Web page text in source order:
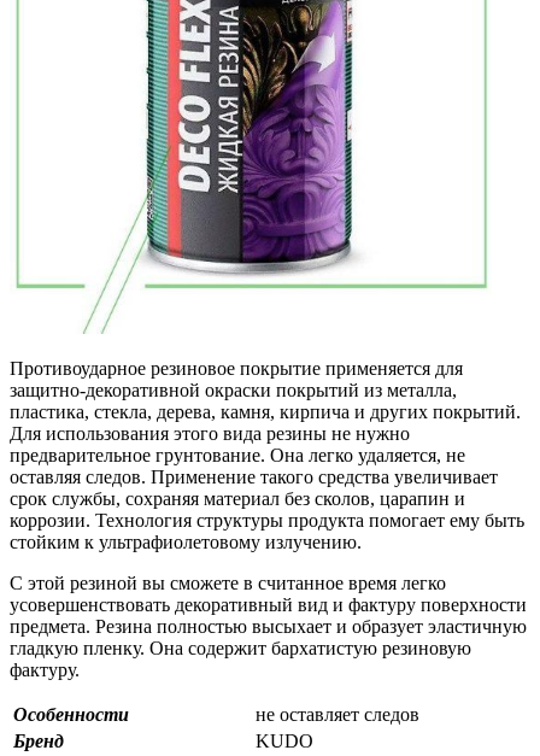
Противоударное резиновое покрытие применяется для
защитно-декоративной окраски покрытий из металла,
пластика, стекла, дерева, камня, кирпича и других покрытий.
Для использования этого вида резины не нужно
предварительное грунтование. Она легко удаляется, не
оставляя следов. Применение такого средства увеличивает
срок службы, сохраняя материал без сколов, царапин и
коррозии. Технология структуры продукта помогает ему быть
стойким к ультрафиолетовому излучению.
С этой резиной вы сможете в считанное время легко
усовершенствовать декоративный вид и фактуру поверхности
предмета. Резина полностью высыхает и образует эластичную
гладкую пленку. Она содержит бархатистую резиновую
фактуру.
Особенности
не оставляет следов
Бренд
KUDO